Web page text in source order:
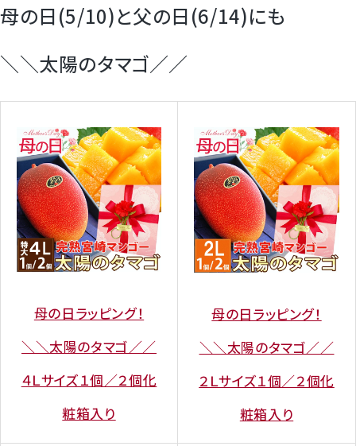
母の日(5/10)と父の日(6/14)にも
＼＼太陽のタマゴ／／
母の日ラッピング！
＼＼太陽のタマゴ／／
４Ｌサイズ１個／２個化
粧箱入り
母の日ラッピング！
＼＼太陽のタマゴ／／
２Ｌサイズ１個／２個化
粧箱入り